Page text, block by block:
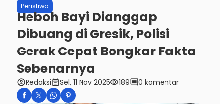
Peristiwa
Heboh Bayi Dianggap
Dibuang di Gresik, Polisi
Gerak Cepat Bongkar Fakta
Sebenarnya
account_circleRedaksicalendar_monthSel, 11 Nov 2025visibility189comment0 komentar